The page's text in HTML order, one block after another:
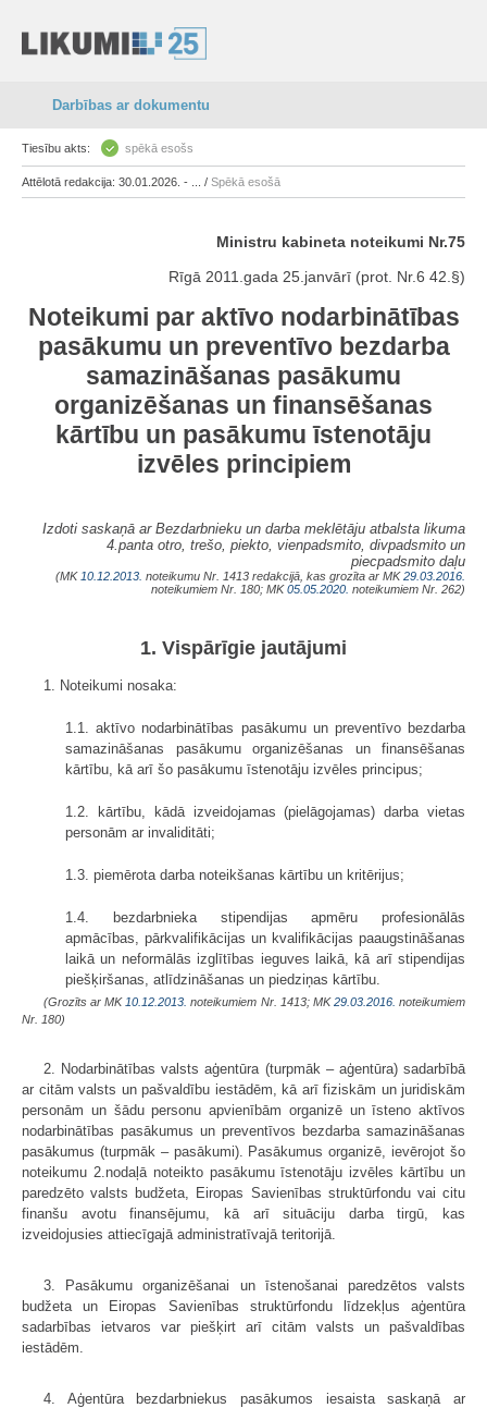
Darbības ar dokumentu
Tiesību akts: spēkā esošs
Attēlotā redakcija: 30.01.2026. - ... / Spēkā esošā
Ministru kabineta noteikumi Nr.75
Rīgā 2011.gada 25.janvārī (prot. Nr.6 42.§)
Noteikumi par aktīvo nodarbinātības
pasākumu un preventīvo bezdarba
samazināšanas pasākumu
organizēšanas un finansēšanas
kārtību un pasākumu īstenotāju
izvēles principiem
Izdoti saskaņā ar Bezdarbnieku un darba meklētāju atbalsta likuma
4.panta otro, trešo, piekto, vienpadsmito, divpadsmito un
piecpadsmito daļu
(MK 10.12.2013. noteikumu Nr. 1413 redakcijā, kas grozīta ar MK29.03.2016.
noteikumiem Nr. 180; MK05.05.2020. noteikumiem Nr. 262)
1. Vispārīgie jautājumi
1. Noteikumi nosaka:
1.1. aktīvo nodarbinātības pasākumu un preventīvo bezdarba
samazināšanas pasākumu organizēšanas un finansēšanas
kārtību, kā arī šo pasākumu īstenotāju izvēles principus;
1.2. kārtību, kādā izveidojamas (pielāgojamas) darba vietas
personām ar invaliditāti;
1.3. piemērota darba noteikšanas kārtību un kritērijus;
1.4. bezdarbnieka stipendijas apmēru profesionālās
apmācības, pārkvalifikācijas un kvalifikācijas paaugstināšanas
laikā un neformālās izglītības ieguves laikā, kā arī stipendijas
piešķiršanas, atlīdzināšanas un piedziņas kārtību.
(Grozīts ar MK 10.12.2013. noteikumiem Nr. 1413; MK29.03.2016. noteikumiem
Nr. 180)
2. Nodarbinātības valsts aģentūra (turpmāk – aģentūra) sadarbībā
ar citām valsts un pašvaldību iestādēm, kā arī fiziskām un juridiskām
personām un šādu personu apvienībām organizē un īsteno aktīvos
nodarbinātības pasākumus un preventīvos bezdarba samazināšanas
pasākumus (turpmāk – pasākumi). Pasākumus organizē, ievērojot šo
noteikumu 2.nodaļā noteikto pasākumu īstenotāju izvēles kārtību un
paredzēto valsts budžeta, Eiropas Savienības struktūrfondu vai citu
finanšu avotu finansējumu, kā arī situāciju darba tirgū, kas
izveidojusies attiecīgajā administratīvajā teritorijā.
3. Pasākumu organizēšanai un īstenošanai paredzētos valsts
budžeta un Eiropas Savienības struktūrfondu līdzekļus aģentūra
sadarbības ietvaros var piešķirt arī citām valsts un pašvaldības
iestādēm.
4. Aģentūra bezdarbniekus pasākumos iesaista saskaņā ar